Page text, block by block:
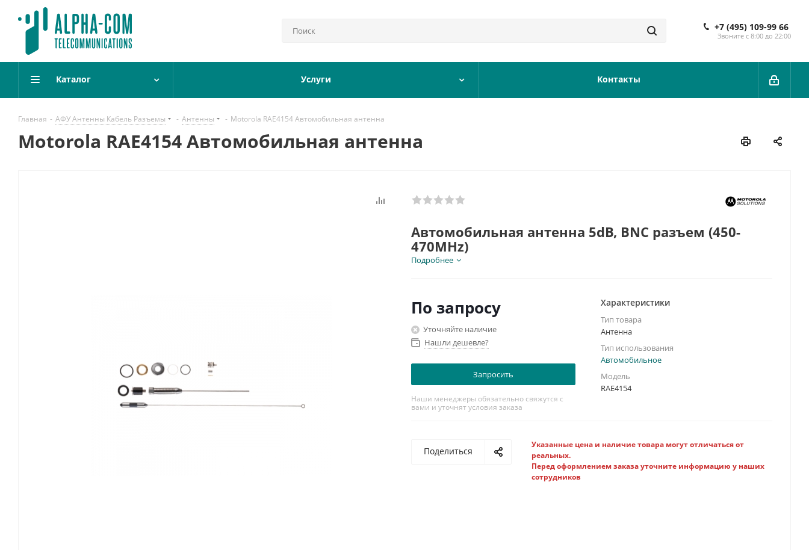
+7 (495) 109-99 66
Звоните с 8:00 до 22:00
Каталог Услуги Контакты
Главная - АФУ Антенны Кабель Разъемы - Антенны - Motorola RAE4154 Автомобильная антенна
Motorola RAE4154 Автомобильная антенна
Автомобильная антенна 5dB, BNC разъем (450-
470MHz)
Подробнее
По запросу
Уточняйте наличие
Нашли дешевле?
Запросить
Наши менеджеры обязательно свяжутся с
вами и уточнят условия заказа
Характеристики
Тип товара
Антенна
Тип использования
Автомобильное
Модель
RAE4154
Поделиться
Указанные цена и наличие товара могут отличаться от
реальных.
Перед оформлением заказа уточните информацию у наших
сотрудников